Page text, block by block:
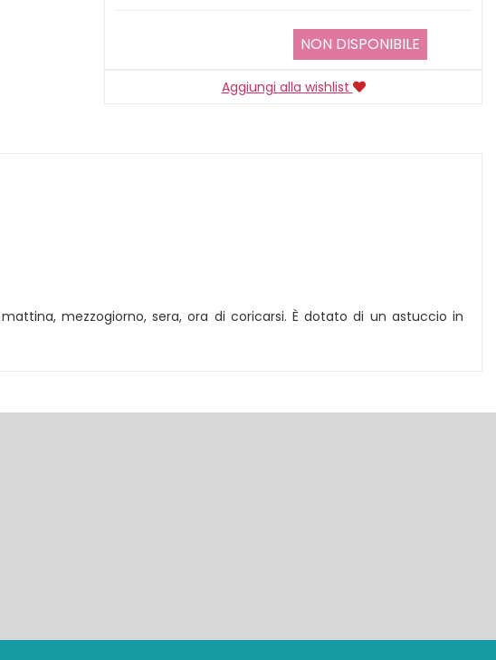
NON DISPONIBILE
Aggiungi alla wishlist
mezzogiorno, sera, ora di coricarsi. È dotato di un astuccio in